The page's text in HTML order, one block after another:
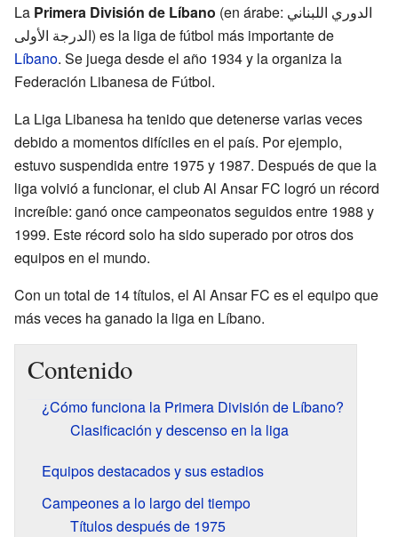
La Primera División de Líbano (en árabe: الدوري اللبناني
الدرجة الأولى) es la liga de fútbol más importante de
Líbano. Se juega desde el año 1934 y la organiza la
Federación Libanesa de Fútbol.
La Liga Libanesa ha tenido que detenerse varias veces
debido a momentos difíciles en el país. Por ejemplo,
estuvo suspendida entre 1975 y 1987. Después de que la
liga volvió a funcionar, el club Al Ansar FC logró un récord
increíble: ganó once campeonatos seguidos entre 1988 y
1999. Este récord solo ha sido superado por otros dos
equipos en el mundo.
Con un total de 14 títulos, el Al Ansar FC es el equipo que
más veces ha ganado la liga en Líbano.
Contenido
¿Cómo funciona la Primera División de Líbano?
Clasificación y descenso en la liga
Equipos destacados y sus estadios
Campeones a lo largo del tiempo
Títulos después de 1975